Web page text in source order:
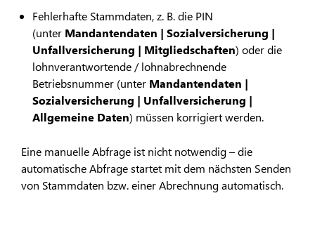
Fehlerhafte Stammdaten, z. B. die PIN
(unter Mandantendaten | Sozialversicherung |
Unfallversicherung | Mitgliedschaften) oder die
lohnverantwortende / lohnabrechnende
Betriebsnummer (unter Mandantendaten |
Sozialversicherung | Unfallversicherung |
Allgemeine Daten) müssen korrigiert werden.
Eine manuelle Abfrage ist nicht notwendig – die
automatische Abfrage startet mit dem nächsten Senden
von Stammdaten bzw. einer Abrechnung automatisch.